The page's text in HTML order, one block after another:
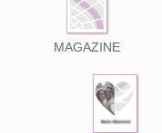
MAGAZINE